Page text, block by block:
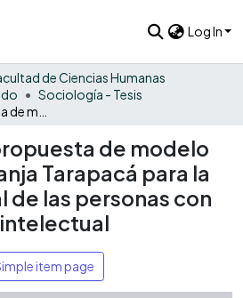
Log In
de Ciencias Humanas
Sociología - Tesis
de modelo
Tarapacá para la
de las personas con
item page